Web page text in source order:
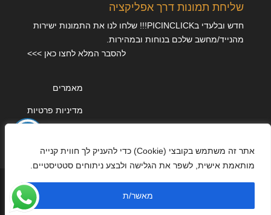
אתר זה משתמש בקובצי (Cookie) כדי להעניק לך חווית קנייה
מותאמת אישית, לשפר את הגלישה ולבצע ניתוחים סטטיסטיים.
מאשר/ת
שליחת תמונות דרך אפליקציה
חדש ובלעדי בPICINCLICK!!! שלחו לנו את התמונות ישירות
מהנייד/מחשב שלכם בנוחות ובמהירות.
להסבר המלא לחצו כאן >>>
מאמרים
מדיניות פרטיות